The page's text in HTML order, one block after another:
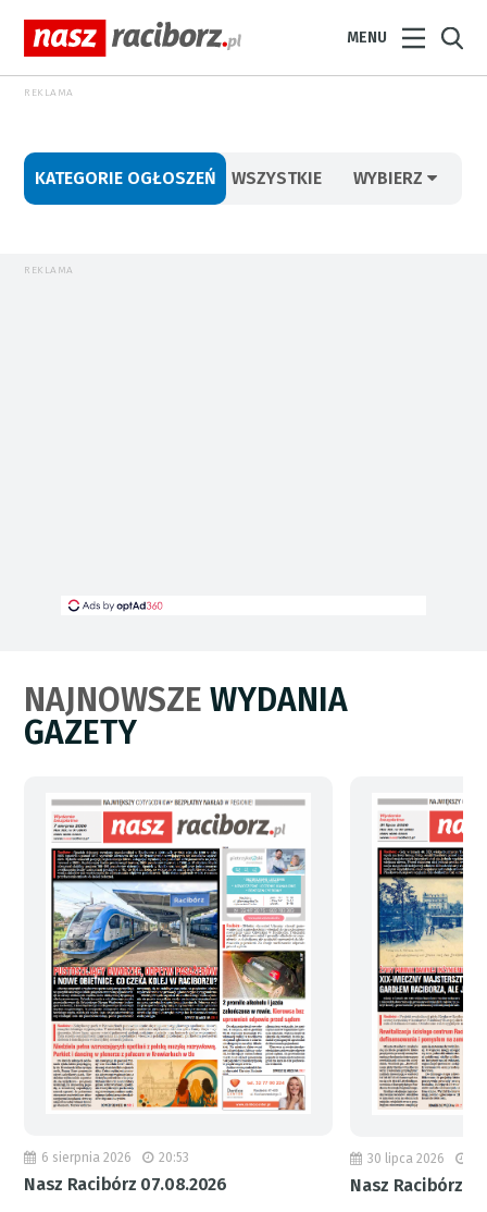
MENU
REKLAMA
KATEGORIE OGŁOSZEŃ WSZYSTKIE WYBIERZ
REKLAMA
NAJNOWSZEWYDANIA
GAZETY
6 sierpnia 2026 20:53
Nasz Racibórz 07.08.2026
30 lipca 2026
Nasz Racibórz